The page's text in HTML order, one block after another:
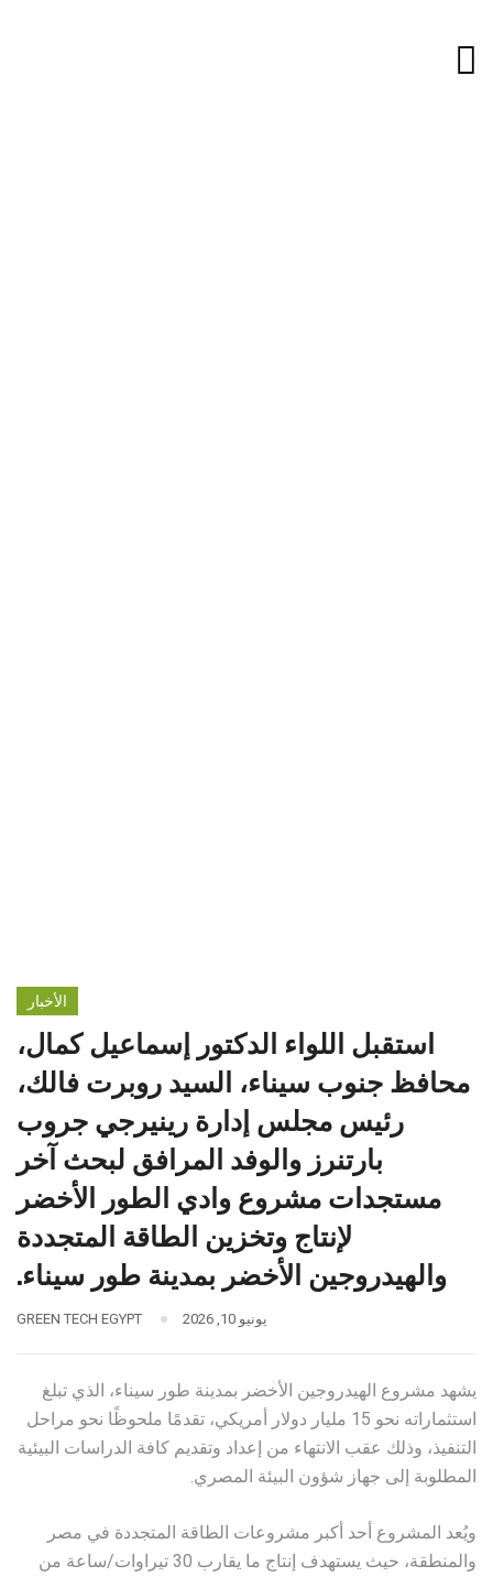
الأخبار
استقبل اللواء الدكتور إسماعيل كمال،
محافظ جنوب سيناء، السيد روبرت فالك،
رئيس مجلس إدارة رينيرجي جروب
بارتنرز والوفد المرافق لبحث آخر
مستجدات مشروع وادي الطور الأخضر
لإنتاج وتخزين الطاقة المتجددة
والهيدروجين الأخضر بمدينة طور سيناء.
يونيو 10, 2026 GREEN TECH EGYPT
يشهد مشروع الهيدروجين الأخضر بمدينة طور سيناء، الذي تبلغ
استثماراته نحو 15 مليار دولار أمريكي، تقدمًا ملحوظًا نحو مراحل
التنفيذ، وذلك عقب الانتهاء من إعداد وتقديم كافة الدراسات البيئية
المطلوبة إلى جهاز شؤون البيئة المصري.
ويُعد المشروع أحد أكبر مشروعات الطاقة المتجددة في مصر
والمنطقة، حيث يستهدف إنتاج ما يقارب 30 تيراوات/ساعة من